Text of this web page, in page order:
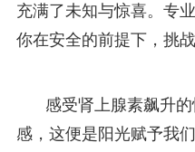
充满了未知与惊喜。专
你在安全的前提下，挑
感受肾上腺素飙升
感，这便是阳光赋予我们